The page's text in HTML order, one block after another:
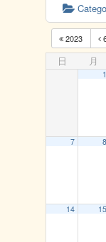
2023
日 月
1
7 8
14 15